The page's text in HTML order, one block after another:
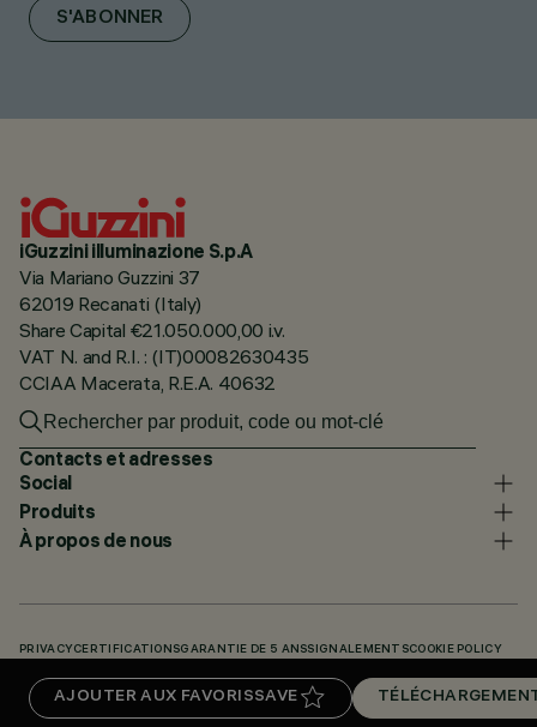
AJOUTER AUX FAVORISSAVE
S'ABONNER
iGuzzini illuminazione S.p.A
Via Mariano Guzzini 37
62019 Recanati (Italy)
Share Capital €21.050.000,00 i.v.
VAT N. and R.I. : (IT)00082630435
CCIAA Macerata, R.E.A. 40632
Contacts et adresses
Social
Produits
À propos de nous
PRIVACY CERTIFICATIONSGARANTIE DE 5 ANSSIGNALEMENTSCOOKIE POLICY
TÉLÉCHARGEMENTS